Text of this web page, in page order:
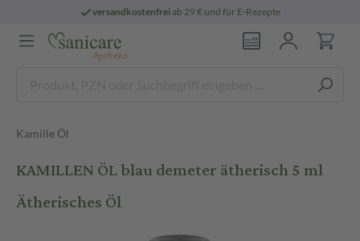
versandkostenfreiab 29 € und für E-Rezepte
Kamille Öl
KAMILLEN ÖL blau demeter ätherisch 5 ml
Ätherisches Öl